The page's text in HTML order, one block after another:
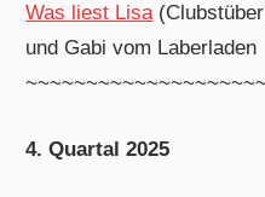
Was liest Lisa
und Gabi vom Laberladen
4. Quartal 2025